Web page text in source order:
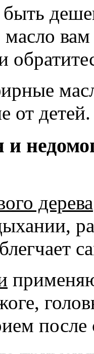
быть
масло
от детей.
и
дерева